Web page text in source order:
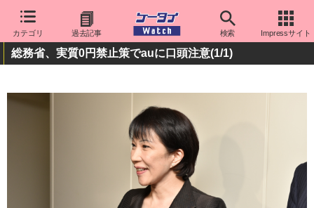
カテゴリ 過去記事 検索 Impressサイト
総務省、実質0円禁止策でauに口頭注意(1/1)